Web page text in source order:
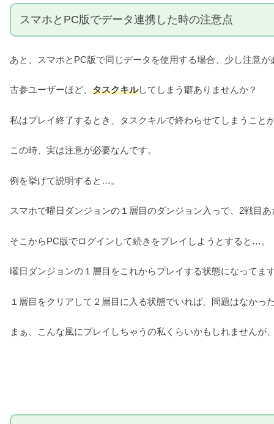
スマホとPC版でデータ連携した時の注意点
あと、スマホとPC版で同じデータを使用する場合、少し注意が
古参ユーザーほど、 タスクキルしてしまう癖ありませんか？
私はプレイ終了するとき、タスクキルで終わらせてしまうこと
この時、実は注意が必要なんです。
例を挙げて説明すると…。
スマホで曜日ダンジョンの１層目のダンジョン入って、2戦目
そこからPC版でログインして続きをプレイしようとすると…。
曜日ダンジョンの１層目をこれからプレイする状態になって
１層目をクリアして２層目に入る状態でいれば、問題はなかっ
まぁ、こんな風にプレイしちゃうの私くらいかもしれません